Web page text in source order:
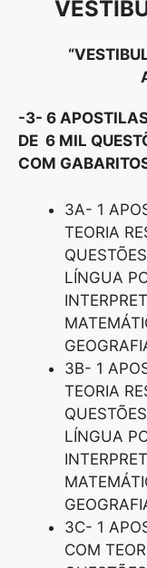
-3- 6
DE 6 MIL
COM
3A- 1
TEORIA
LÍNGUA
3B- 1
TEORIA
LÍNGUA
3C- 1
COM